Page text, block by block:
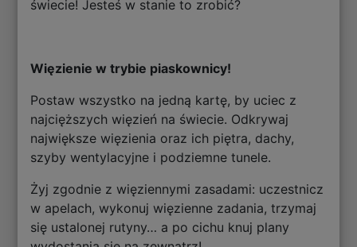
świecie! Jesteś w stanie to zrobić?
Więzienie w trybie piaskownicy!
Postaw wszystko na jedną kartę, by uciec z
najcięższych więzień na świecie. Odkrywaj
największe więzienia oraz ich piętra, dachy,
szyby wentylacyjne i podziemne tunele.
Żyj zgodnie z więziennymi zasadami: uczestnicz
w apelach, wykonuj więzienne zadania, trzymaj
się ustalonej rutyny… a po cichu knuj plany